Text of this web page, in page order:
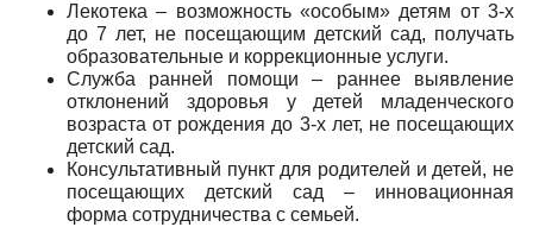
Лекотека – возможность «особым» детям от 3-х
до 7 лет, не посещающим детский сад, получать
образовательные и коррекционные услуги.
Служба ранней помощи – раннее выявление
отклонений здоровья у детей младенческого
возраста от рождения до 3-х лет, не посещающих
детский сад.
Консультативный пункт для родителей и детей, не
посещающих детский сад – инновационная
форма сотрудничества с семьей.